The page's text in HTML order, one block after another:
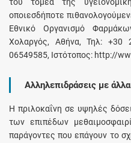
του τομέα της
οποιεσδήποτε
Εθνικό Οργανισμό
Χολαργός, Αθήνα, Τηλ: +30
06549585, Ιστότοπος: http://
Αλληλεπιδράσεις με
Η πριλοκαΐνη σε υψηλές
των επιπέδων
παράγοντες που επάγουν το